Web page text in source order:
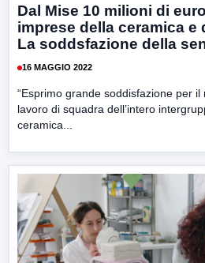
Dal Mise 10 milioni di
imprese della ceramica e
La soddsfazione della
16 MAGGIO 2022
“Esprimo grande soddisfazione per
lavoro di squadra dell’intero
ceramica...